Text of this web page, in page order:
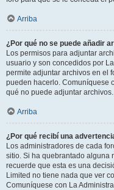
Arriba
¿Por qué no se puede añadir
Los permisos para adjuntar
usuario y son concedidos por
permite adjuntar archivos en el
pueden hacerlo. Comuníquese
qué no puede adjuntar archivos.
Arriba
¿Por qué recibí una
Los administradores de cada
sitio. Si ha quebrantado alguna
recuerde que esta es una
Limited no tiene nada que ver
Comuníquese con La